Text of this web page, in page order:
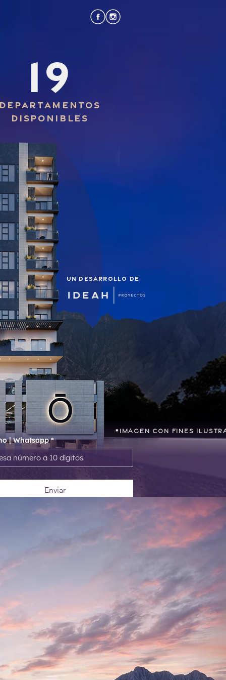
| Whatsapp *
Enviar
*IMAGEN CON FINES
un desarrollo de
19
disponibles